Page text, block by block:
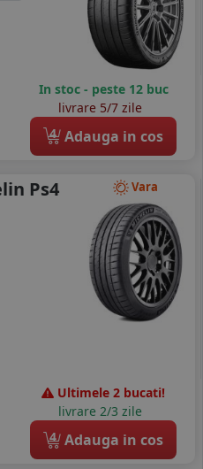
In stoc - peste 12 buc
livrare 5/7 zile
4 Adauga in cos
Vara
Ps4
Ultimele 2 bucati!
livrare 2/3 zile
4 Adauga in cos